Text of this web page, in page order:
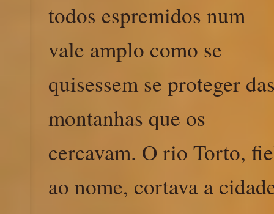
todos espremidos num
vale amplo como se
quisessem se proteger
montanhas que os
cercavam. O rio Torto,
ao nome, cortava a